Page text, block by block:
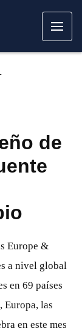
de
Europe &
a nivel global
en 69 países
Europa, las
en este mes